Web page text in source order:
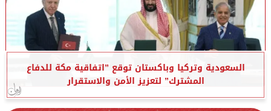
السعودية وتركيا وباكستان توقع ”اتفاقية مكة للدفاع
المشترك” لتعزيز الأمن والاستقرار